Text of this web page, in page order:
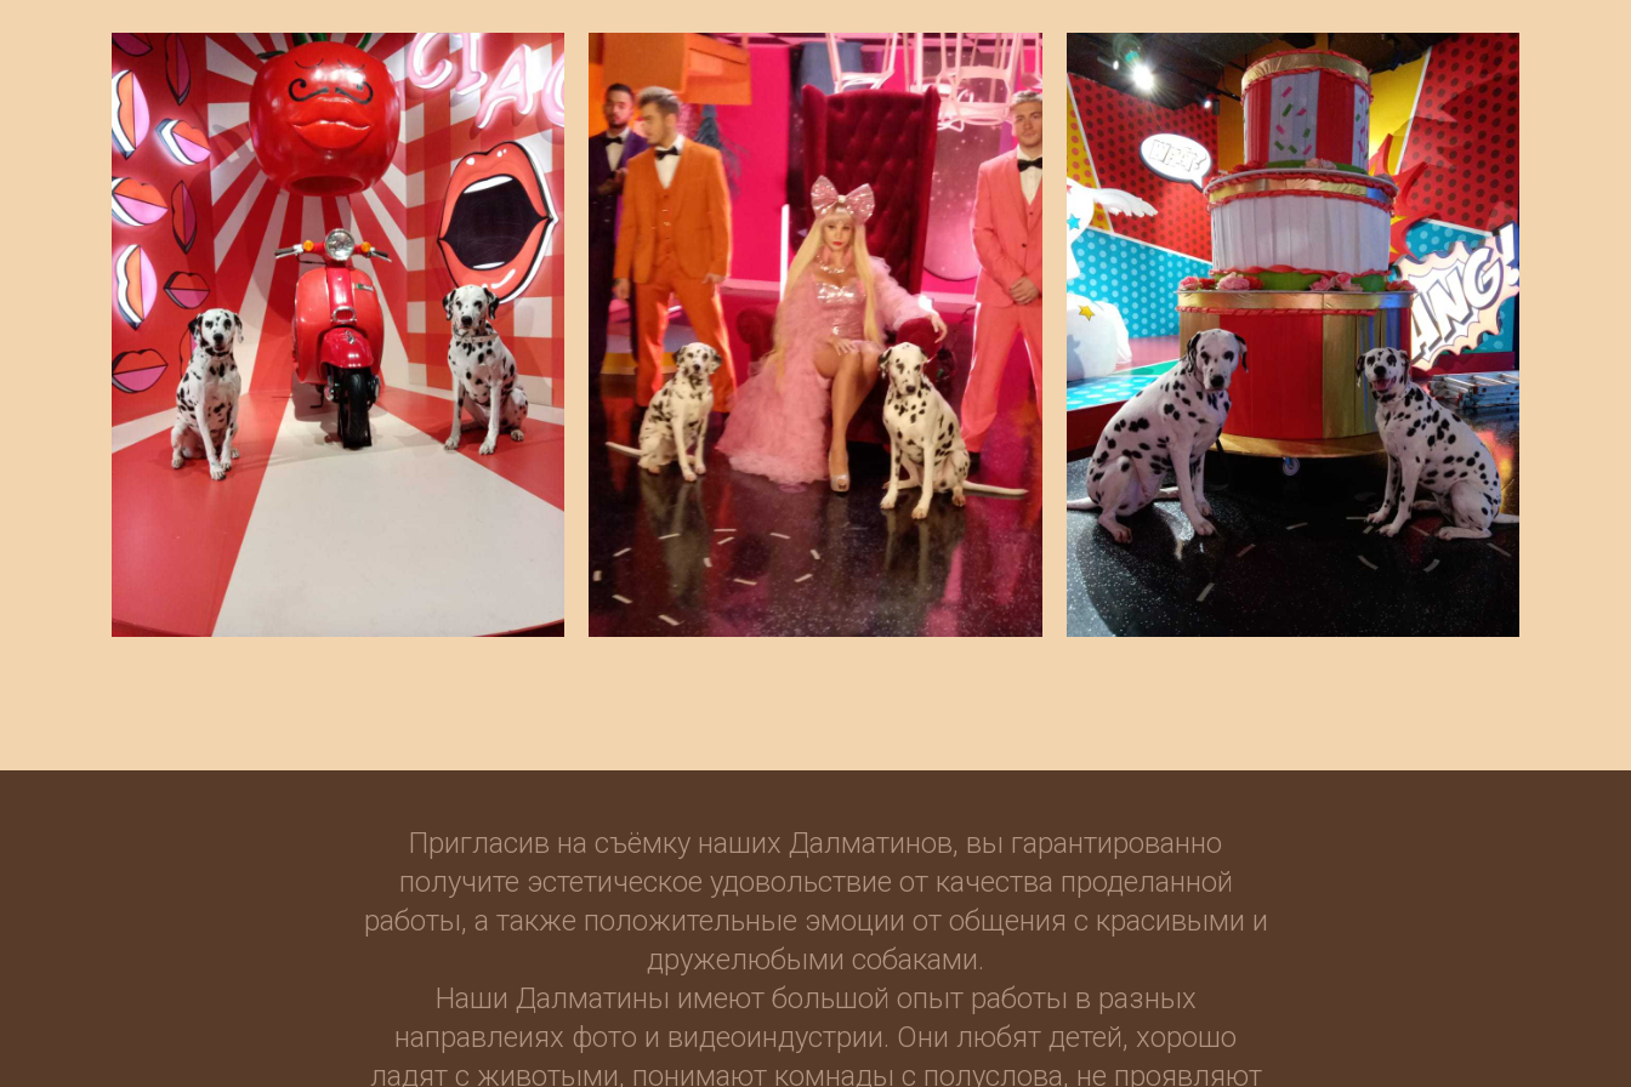
Пригласив на съёмку наших Далматинов, вы гарантированно
получите эстетическое удовольствие от качества проделанной
работы, а также положительные эмоции от общения с красивыми и
дружелюбыми собаками.
Наши Далматины имеют большой опыт работы в разных
направлеиях фото и видеоиндустрии. Они любят детей, хорошо
ладят с животыми, понимают комнады с полуслова, не проявляют